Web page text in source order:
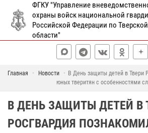
ФГКУ "Управление
охраны войск национальной
Российской Федерации по Тверской
области"
Главная Новости
В День защиты детей в Твери
юных тверитян с особенностями
В ДЕНЬ ЗАЩИТЫ ДЕТЕЙ В
РОСГВАРДИЯ